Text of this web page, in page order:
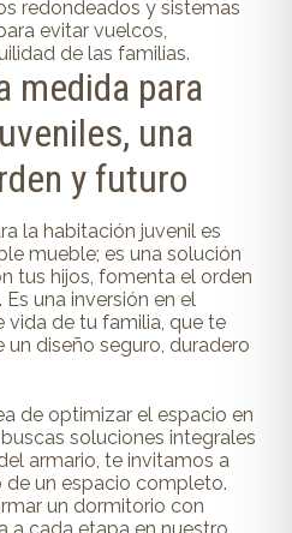
redondeados y sistemas
evitar vuelcos,
de las familias.
medida para
una
y futuro
la habitación juvenil es
mueble; es una solución
tus hijos, fomenta el orden
una inversión en el
vida de tu familia, que te
diseño seguro, duradero
de optimizar el espacio en
soluciones integrales
armario, te invitamos a
de un espacio completo.
un dormitorio con